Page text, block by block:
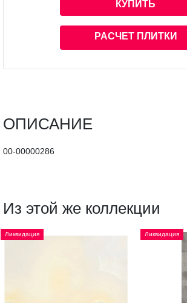
КУПИТЬ
РАСЧЕТ ПЛИТКИ
ОПИСАНИЕ
00-00000286
Из этой же коллекции
Ликвидация Ликвидация